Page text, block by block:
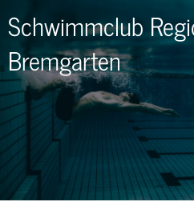
Schwimmclub
Bremgarten